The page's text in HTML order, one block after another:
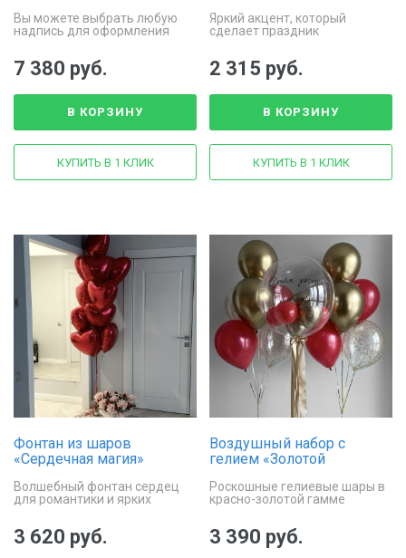
Вы можете выбрать любую
надпись для оформления
7 380 руб.
В КОРЗИНУ
КУПИТЬ В 1 КЛИК
Яркий акцент, который
сделает праздник
2 315 руб.
В КОРЗИНУ
КУПИТЬ В 1 КЛИК
Фонтан из шаров
«Сердечная магия»
Волшебный фонтан сердец
для романтики и ярких
3 620 руб.
Воздушный набор с
гелием «Золотой
Роскошные гелиевые шары в
красно-золотой гамме
3 390 руб.